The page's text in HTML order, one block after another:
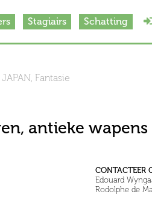
Stagiairs Schatting
JAPAN, Fantasie
antieke
CONTACTEER
Edouard
Rodolphe de